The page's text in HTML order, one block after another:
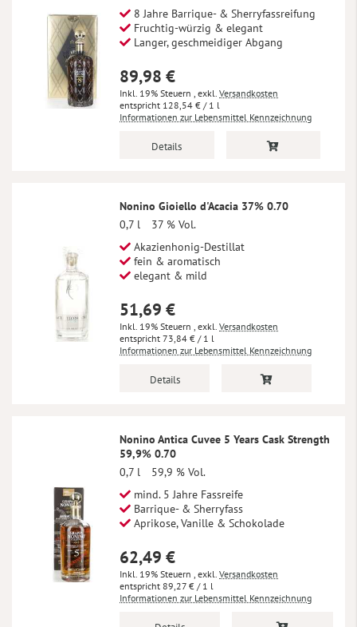
8 Jahre Barrique- & Sherryfassreifung
Fruchtig-würzig & elegant
Langer, geschmeidiger Abgang
89,98 €
Inkl. 19% Steuern , exkl. Versandkosten
128,54 € / 1 l
Informationen zur Lebensmittel Kennzeichnung
Details
Nonino Gioiello d'Acacia 37% 0.70
0,7 l
37 % Vol.
Akazienhonig-Destillat
fein & aromatisch
elegant & mild
51,69 €
Inkl. 19% Steuern , exkl. Versandkosten
73,84 € / 1 l
Informationen zur Lebensmittel Kennzeichnung
Details
Nonino Antica Cuvee 5 Years Cask Strength
59,9% 0.70
0,7 l
59,9 % Vol.
mind. 5 Jahre Fassreife
Barrique- & Sherryfass
Aprikose, Vanille & Schokolade
62,49 €
Inkl. 19% Steuern , exkl. Versandkosten
89,27 € / 1 l
Informationen zur Lebensmittel Kennzeichnung